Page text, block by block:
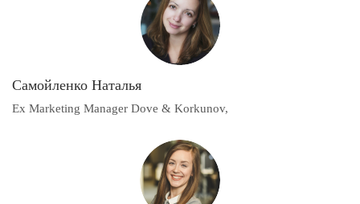
Самойленко Наталья
Ex Marketing Manager Dove & Korkunov,